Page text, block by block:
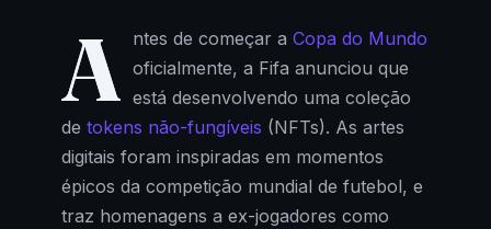
A ntes de começar a Copa do Mundo
oficialmente, a Fifa anunciou que
está desenvolvendo uma coleção
de tokens não-fungíveis (NFTs). As artes
digitais foram inspiradas em momentos
épicos da competição mundial de futebol, e
traz homenagens a ex-jogadores como